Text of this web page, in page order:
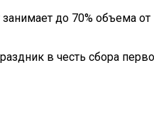
до 70% объема от
в честь сбора